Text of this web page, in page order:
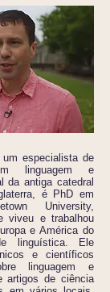
especialista de
linguagem e
da antiga catedral
é PhD em
University,
viveu e trabalhou
e América do
linguística. Ele
e científicos
linguagem e
artigos de ciência